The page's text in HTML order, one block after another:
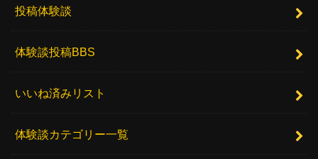
投稿体験談
体験談投稿BBS
いいね済みリスト
体験談カテゴリー一覧